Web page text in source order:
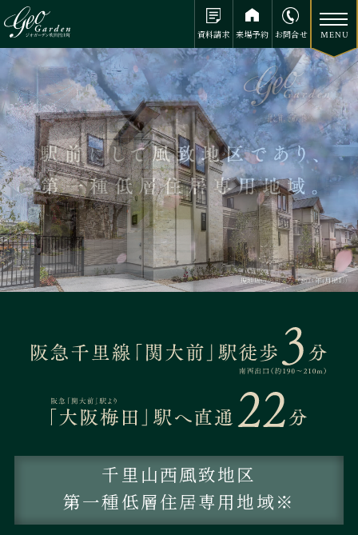
資料請求 来場予約 お問合せ
現地周辺の街並み（2025年4月撮影）
千里山西風致地区
第一種低層住居専用地域 ※